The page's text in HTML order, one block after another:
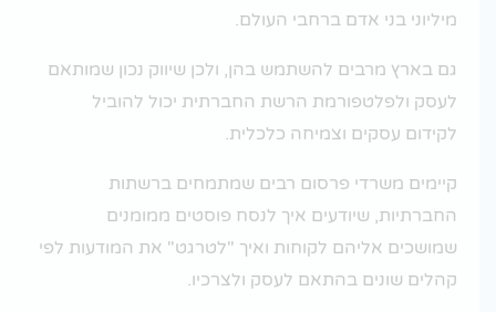
מיליוני בני אדם ברחבי העולם.
גם בארץ מרבים להשתמש בהן, ולכן שיווק נכון שמותאם
לעסק ולפלטפורמת הרשת החברתית יכול להוביל
לקידום עסקים וצמיחה כלכלית.
קיימים משרדי פרסום רבים שמתמחים ברשתות
החברתיות, שיודעים איך לנסח פוסטים ממומנים
שמושכים אליהם לקוחות ואיך "לטרגט" את המודעות לפי
קהלים שונים בהתאם לעסק ולצרכיו.